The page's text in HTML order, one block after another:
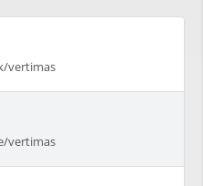
vertimas
vertimas